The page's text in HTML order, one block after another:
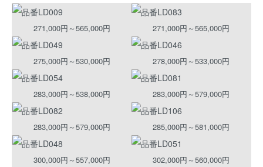
271,000円～565,000円 271,000円～565,000円
275,000円～530,000円 278,000円～533,000円
283,000円～538,000円 283,000円～579,000円
283,000円～579,000円 285,000円～581,000円
300,000円～557,000円 302,000円～560,000円